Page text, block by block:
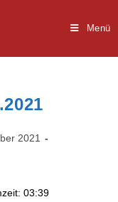
Menü
2021
03:39